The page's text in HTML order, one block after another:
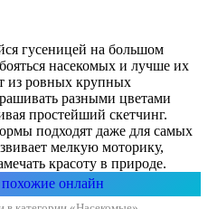
гусеницей на большом
насекомых и лучше их
из ровных крупных
разными цветами
простейший скетчинг.
подходят даже для самых
мелкую моторику,
красоту в природе.
похожие онлайн